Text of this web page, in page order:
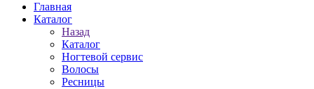
Главная
Каталог
Назад
Каталог
Ногтевой сервис
Волосы
Ресницы